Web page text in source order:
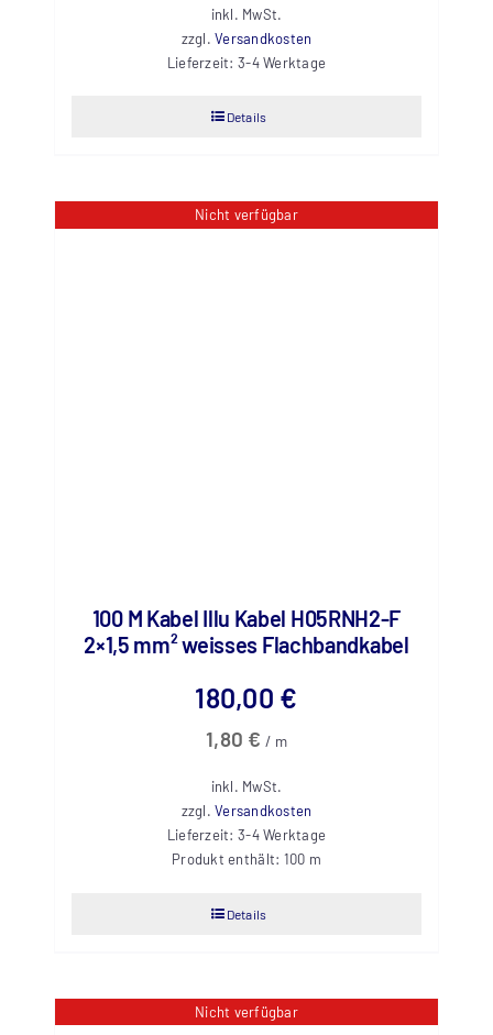
inkl. MwSt.
zzgl.Versandkosten
Lieferzeit: 3-4 Werktage
Details
Nicht verfügbar
100 M Kabel Illu Kabel H05RNH2-F
2×1,5 mm² weisses Flachbandkabel
180,00 €
1,80 € / m
inkl. MwSt.
zzgl.Versandkosten
Lieferzeit: 3-4 Werktage
Produkt enthält: 100 m
Details
Nicht verfügbar